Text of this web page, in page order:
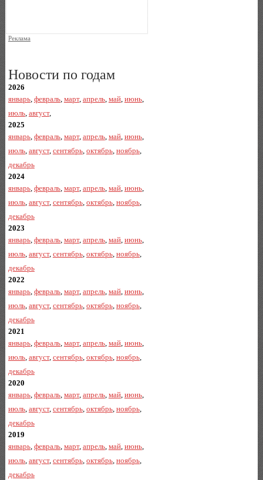
Реклама
Новости по годам
2026
январь, февраль, март, апрель, май, июнь,
июль, август,
2025
январь, февраль, март, апрель, май, июнь,
июль, август, сентябрь, октябрь, ноябрь,
декабрь
2024
январь, февраль, март, апрель, май, июнь,
июль, август, сентябрь, октябрь, ноябрь,
декабрь
2023
январь, февраль, март, апрель, май, июнь,
июль, август, сентябрь, октябрь, ноябрь,
декабрь
2022
январь, февраль, март, апрель, май, июнь,
июль, август, сентябрь, октябрь, ноябрь,
декабрь
2021
январь, февраль, март, апрель, май, июнь,
июль, август, сентябрь, октябрь, ноябрь,
декабрь
2020
январь, февраль, март, апрель, май, июнь,
июль, август, сентябрь, октябрь, ноябрь,
декабрь
2019
январь, февраль, март, апрель, май, июнь,
июль, август, сентябрь, октябрь, ноябрь,
декабрь